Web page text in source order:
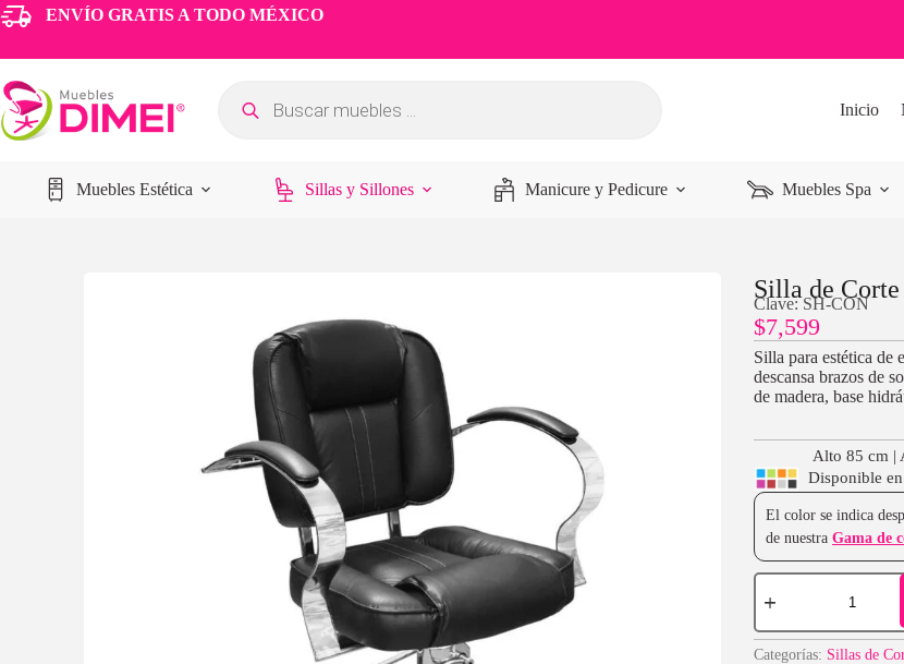
ENVÍO GRATIS A TODO MÉXICO
Inicio
Muebles Estética Sillas y Sillones Manicure y Pedicure Muebles Spa
Silla de
Clave: SH-CON
$7,599
Silla para estética de
descansa brazos de
de madera, base
Alto 85 cm |
Disponible
El color se indica
de nuestra Gama de
Categorías: Sillas de